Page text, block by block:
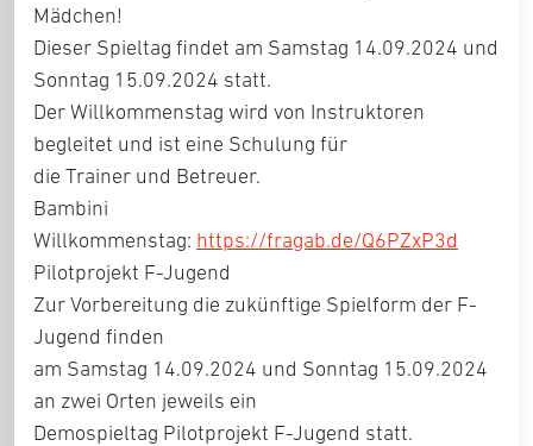
Mädchen!
Dieser Spieltag findet am Samstag 14.09.2024 und
Sonntag 15.09.2024 statt.
Der Willkommenstag wird von Instruktoren
begleitet und ist eine Schulung für
die Trainer und Betreuer.
Bambini
Willkommenstag: https://fragab.de/Q6PZxP3d
Pilotprojekt F-Jugend
Zur Vorbereitung die zukünftige Spielform der F-
Jugend finden
am Samstag 14.09.2024 und Sonntag 15.09.2024
an zwei Orten jeweils ein
Demospieltag Pilotprojekt F-Jugend statt.